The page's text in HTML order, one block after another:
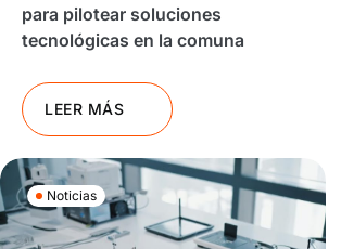
para pilotear soluciones
tecnológicas en la comuna
LEER MÁS
Noticias